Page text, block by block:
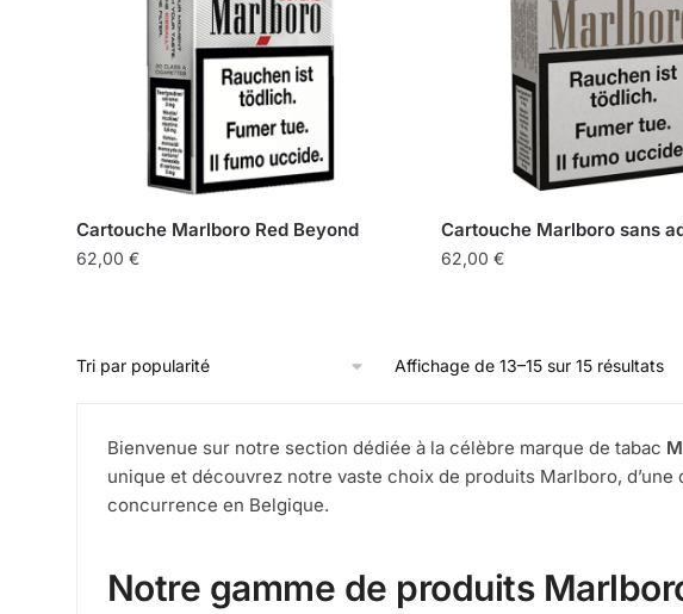
Cartouche Marlboro Red Beyond
62,00 €
Cartouche Marlboro sans
62,00 €
Affichage de 13–15 sur 15 résultatsTrié
Bienvenue sur notre section dédiée à la célèbre marque de tabac
unique et découvrez notre vaste choix de produits Marlboro,
concurrence en Belgique.
Notre gamme de produits